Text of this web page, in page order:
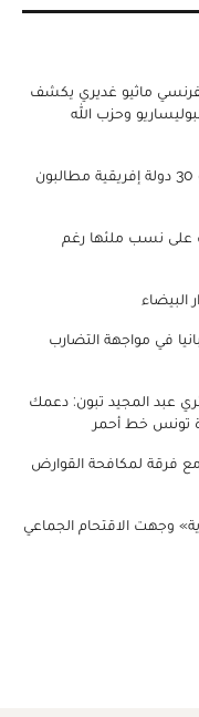
ماثيو غديري يكشف
وحزب الله
تأشيرة الدخول للولايات المتحدة: مواطنو 30 دولة إفريقية مطالبون
نسب ملئها رغم
البيضاء
في مواجهة التضارب
عبد المجيد تبون: دعمك
تونس خط أحمر
فرقة لمكافحة القوارض
وجهت الاقتحام الجماعي